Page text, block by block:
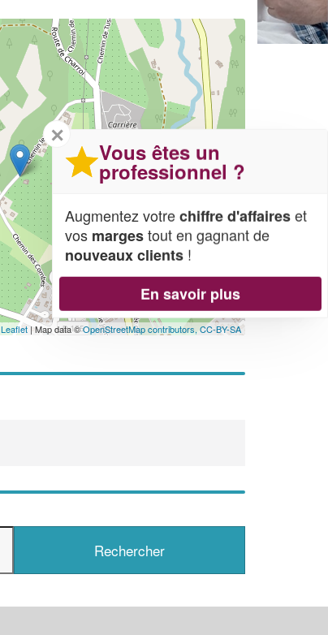
Leaflet| Map data ©OpenStreetMap contributors,CC-BY-SA
✕
Vous êtes un
professionnel ?
Augmentez votrechiffre d'affaireset
vos margestout en gagnant de
nouveaux clients !
En savoir plus